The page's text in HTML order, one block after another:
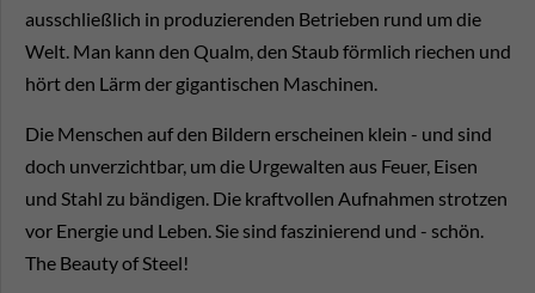
ausschließlich in produzierenden Betrieben rund um die
Welt. Man kann den Qualm, den Staub förmlich riechen und
hört den Lärm der gigantischen Maschinen.
Die Menschen auf den Bildern erscheinen klein - und sind
doch unverzichtbar, um die Urgewalten aus Feuer, Eisen
und Stahl zu bändigen. Die kraftvollen Aufnahmen strotzen
vor Energie und Leben. Sie sind faszinierend und - schön.
The Beauty of Steel!